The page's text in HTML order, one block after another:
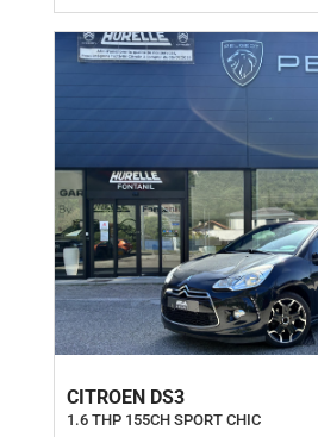
CITROEN DS3
1.6 THP 155CH SPORT CHIC